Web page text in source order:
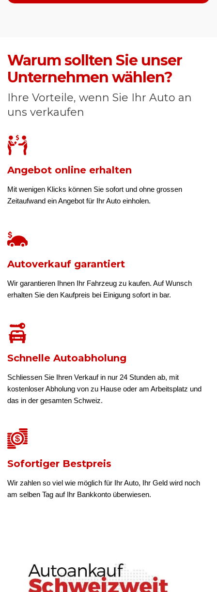
Warum sollten Sie unser
Unternehmen wählen?
Ihre Vorteile, wenn Sie Ihr Auto an
uns verkaufen
Angebot online erhalten
Mit wenigen Klicks können Sie sofort und ohne grossen
Zeitaufwand ein Angebot für Ihr Auto einholen.
Autoverkauf garantiert
Wir garantieren Ihnen Ihr Fahrzeug zu kaufen. Auf Wunsch
erhalten Sie den Kaufpreis bei Einigung sofort in bar.
Schnelle Autoabholung
Schliessen Sie Ihren Verkauf in nur 24 Stunden ab, mit
kostenloser Abholung von zu Hause oder am Arbeitsplatz und
das in der gesamten Schweiz.
Sofortiger Bestpreis
Wir zahlen so viel wie möglich für Ihr Auto, Ihr Geld wird noch
am selben Tag auf Ihr Bankkonto überwiesen.